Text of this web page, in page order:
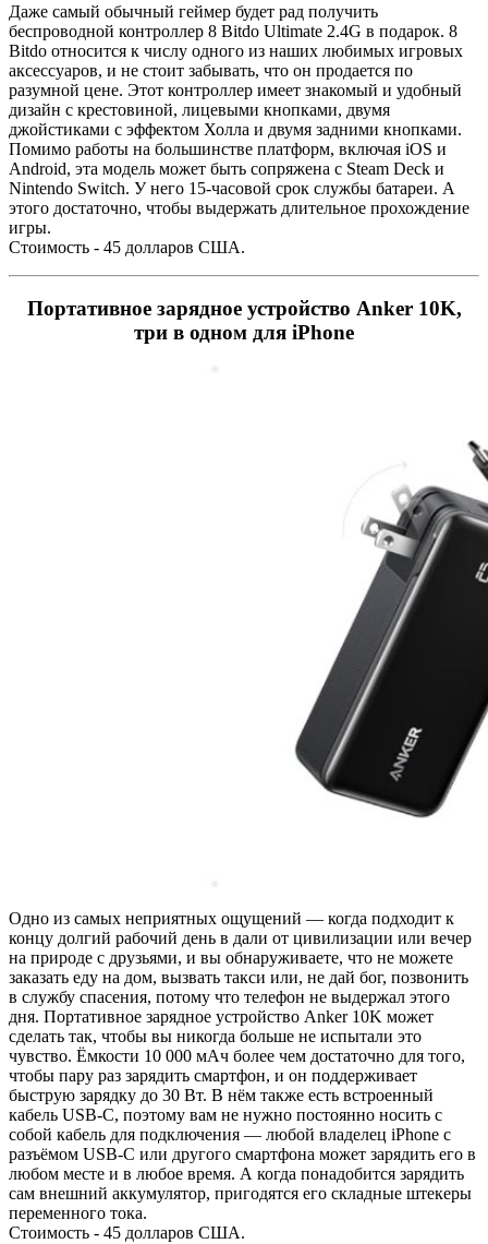
Даже самый обычный геймер будет рад получить
беспроводной контроллер 8 Bitdo Ultimate 2.4G в подарок. 8
Bitdo относится к числу одного из наших любимых игровых
аксессуаров, и не стоит забывать, что он продается по
разумной цене. Этот контроллер имеет знакомый и удобный
дизайн с крестовиной, лицевыми кнопками, двумя
джойстиками с эффектом Холла и двумя задними кнопками.
Помимо работы на большинстве платформ, включая iOS и
Android, эта модель может быть сопряжена с Steam Deck и
Nintendo Switch. У него 15-часовой срок службы батареи. А
этого достаточно, чтобы выдержать длительное прохождение
игры.
Стоимость - 45 долларов США.
Портативное зарядное устройство Anker 10K,
три в одном для iPhone
Одно из самых неприятных ощущений — когда подходит к
концу долгий рабочий день в дали от цивилизации или вечер
на природе с друзьями, и вы обнаруживаете, что не можете
заказать еду на дом, вызвать такси или, не дай бог, позвонить
в службу спасения, потому что телефон не выдержал этого
дня. Портативное зарядное устройство Anker 10K может
сделать так, чтобы вы никогда больше не испытали это
чувство. Ёмкости 10 000 мАч более чем достаточно для того,
чтобы пару раз зарядить смартфон, и он поддерживает
быструю зарядку до 30 Вт. В нём также есть встроенный
кабель USB-C, поэтому вам не нужно постоянно носить с
собой кабель для подключения — любой владелец iPhone с
разъёмом USB-C или другого смартфона может зарядить его в
любом месте и в любое время. А когда понадобится зарядить
сам внешний аккумулятор, пригодятся его складные штекеры
переменного тока.
Стоимость - 45 долларов США.